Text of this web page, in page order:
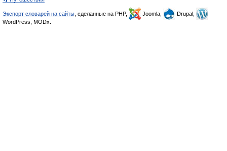
Экспорт словарей на сайты , сделанные на PHP, Joomla,
Drupal,
WordPress, MODx.